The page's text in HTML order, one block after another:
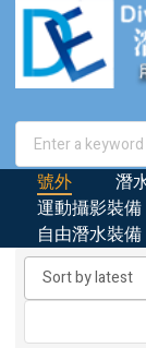
號外 潛
運動攝影裝備
自由潛水裝備